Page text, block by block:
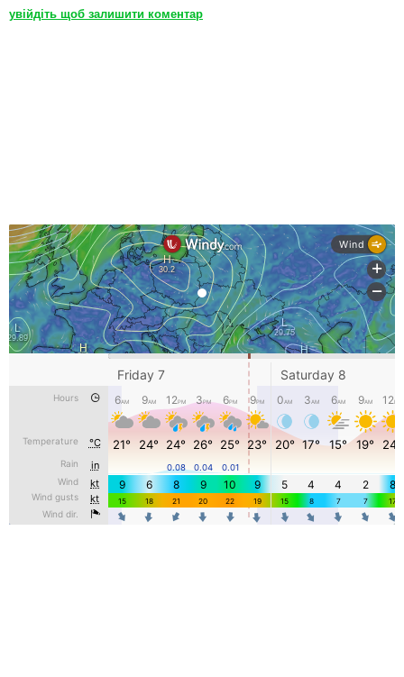
увійдіть щоб залишити коментар